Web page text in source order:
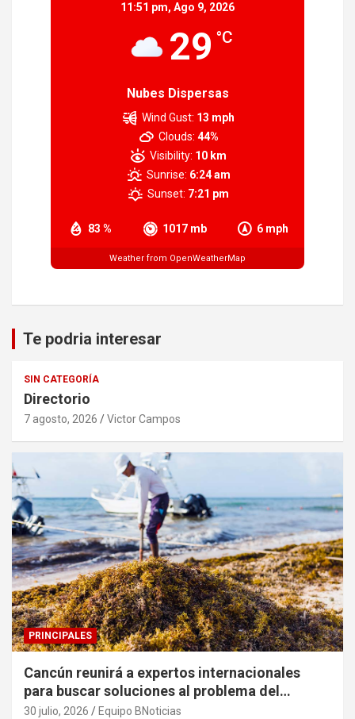
11:51 pm, Ago 9, 2026
29 °C
Nubes Dispersas
83 % 1017 mb 6 mph
Wind Gust: 13 mph
Clouds: 44%
Visibility: 10 km
Sunrise: 6:24 am
Sunset: 7:21 pm
Weather from OpenWeatherMap
Te podria interesar
SIN CATEGORÍA
Directorio
7 agosto, 2026 Victor Campos
PRINCIPALES
Cancún reunirá a expertos internacionales
para buscar soluciones al problema del
sargazo
30 julio, 2026 Equipo BNoticias